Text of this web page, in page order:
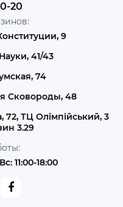
20
9
41/43
74
Сковороды, 48
72, ТЦ Олімпійський, 3
3.29
11:00-18:00